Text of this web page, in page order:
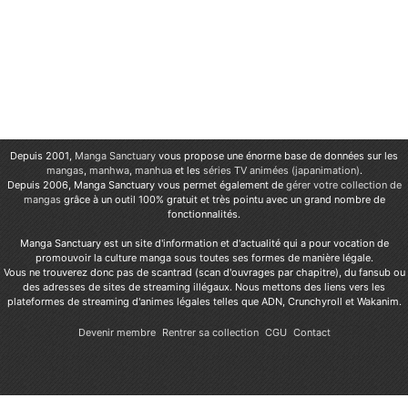
Depuis 2001, Manga Sanctuary vous propose une énorme base de données sur les
mangas, manhwa, manhuaet les séries TV animées (japanimation).
Depuis 2006, Manga Sanctuary vous permet également de gérer votre collection de
mangas grâce à un outil 100% gratuit et très pointu avec un grand nombre de
fonctionnalités.
Manga Sanctuary est un site d'information et d'actualité qui a pour vocation de
promouvoir la culture manga sous toutes ses formes de manière légale.
Vous ne trouverez donc pas de scantrad (scan d'ouvrages par chapitre), du fansub ou
des adresses de sites de streaming illégaux. Nous mettons des liens vers les
plateformes de streaming d'animes légales telles que ADN, Crunchyroll et Wakanim.
Devenir membre Rentrer sa collection CGU Contact